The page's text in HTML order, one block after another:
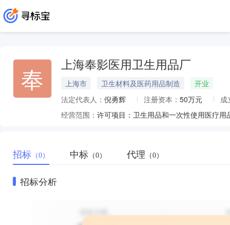
奉 上海奉影医用卫生用品厂
上海市 卫生材料及医药用品制造
开业
法定代表人： 倪勇辉 注册资本： 50万元
成
经营范围：
招标 （0） 中标 （0） 代理 （0）
招标分析